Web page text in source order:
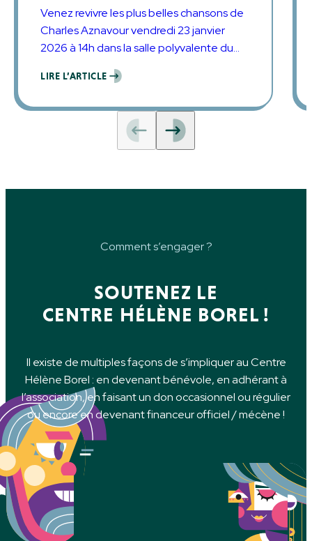
Venez revivre les plus belles chansons de
Charles Aznavour vendredi 23 janvier
2026 à 14h dans la salle polyvalente du
Centre Hélène Borel de Raimbeaucourt.
LIRE L’ARTICLE
Comment s’engager ?
SOUTENEZ LE
CENTRE HÉLÈNE BOREL !
Il existe de multiples façons de s’impliquer au Centre
Hélène Borel : en devenant bénévole, en adhérant à
l’association, en faisant un don occasionnel ou régulier
ou encore en devenant financeur officiel / mécène !